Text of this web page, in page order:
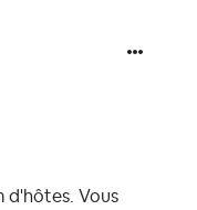
d'hôtes. Vous